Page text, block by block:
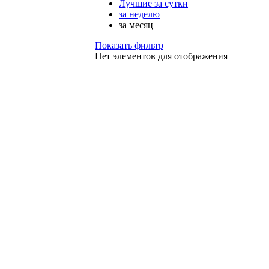
Лучшие за сутки
за неделю
за месяц
Показать фильтр
Нет элементов для отображения